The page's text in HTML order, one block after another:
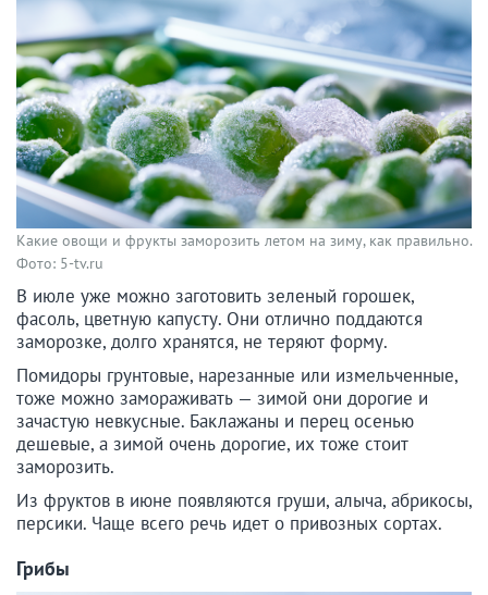
Какие овощи и фрукты заморозить летом на зиму, как правильно.
Фото: 5-tv.ru
В июле уже можно заготовить зеленый горошек,
фасоль, цветную капусту. Они отлично поддаются
заморозке, долго хранятся, не теряют форму.
Помидоры грунтовые, нарезанные или измельченные,
тоже можно замораживать — зимой они дорогие и
зачастую невкусные. Баклажаны и перец осенью
дешевые, а зимой очень дорогие, их тоже стоит
заморозить.
Из фруктов в июне появляются груши, алыча, абрикосы,
персики. Чаще всего речь идет о привозных сортах.
Грибы